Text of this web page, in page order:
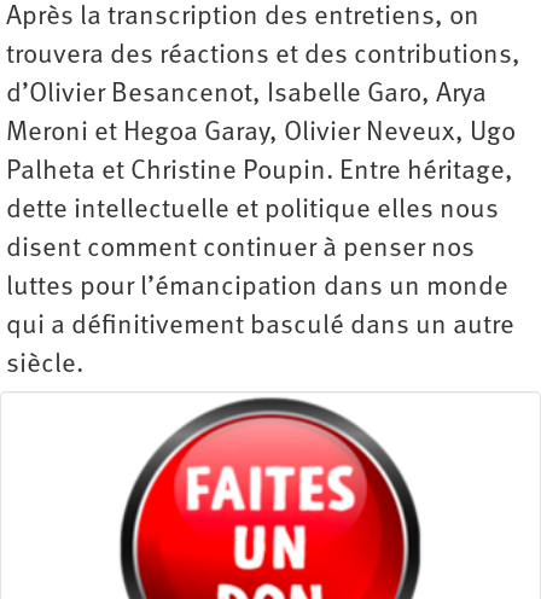
Après la transcription des entretiens, on
trouvera des réactions et des contributions,
d’Olivier Besancenot, Isabelle Garo, Arya
Meroni et Hegoa Garay, Olivier Neveux, Ugo
Palheta et Christine Poupin. Entre héritage,
dette intellectuelle et politique elles nous
disent comment continuer à penser nos
luttes pour l’émancipation dans un monde
qui a définitivement basculé dans un autre
siècle.